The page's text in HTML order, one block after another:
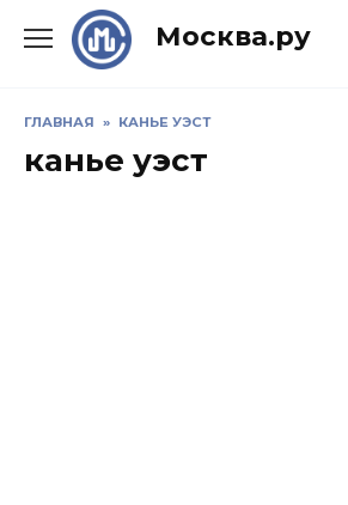
Москва.ру
ГЛАВНАЯ » КАНЬЕ УЭСТ
канье уэст